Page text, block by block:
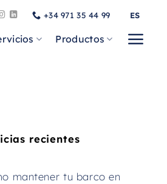
+34 971 35 44 99 ES
Productos
recientes
mantener tu barco en